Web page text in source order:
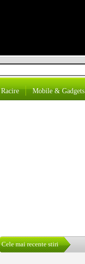
Racire Mobile & Gadgets
Cele mai recente stiri